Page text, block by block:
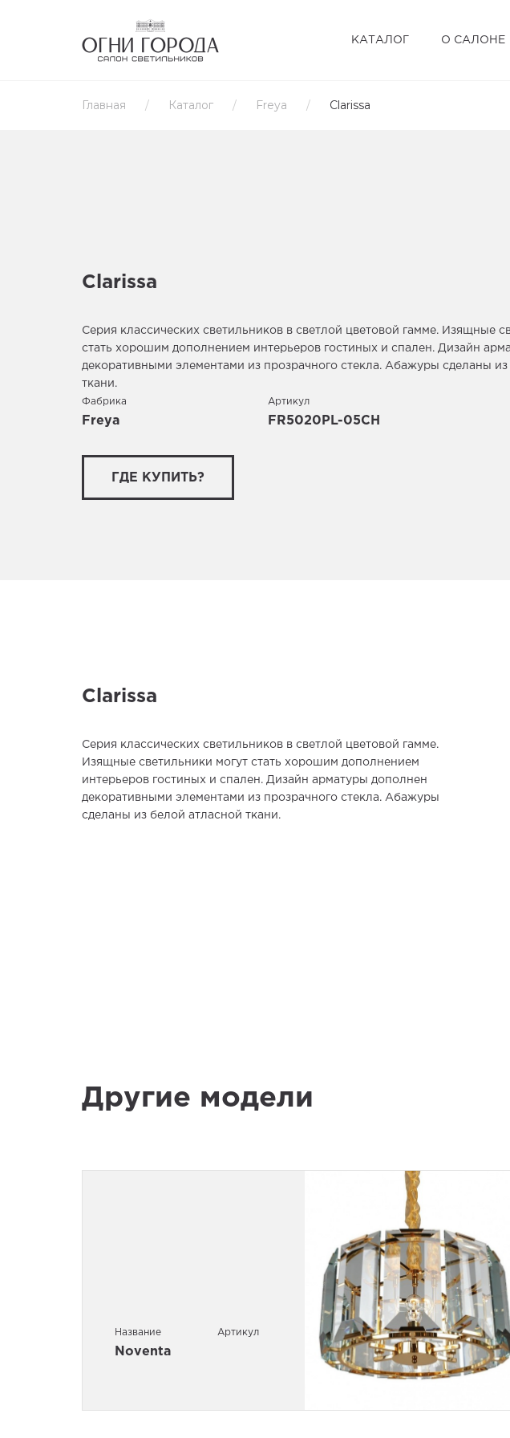
КАТАЛОГ О САЛОНЕ
Главная Каталог Freya Clarissa
Clarissa
Серия классических светильников в светлой цветовой гамме. Изящные
стать хорошим дополнением интерьеров гостиных и спален. Дизайн
декоративными элементами из прозрачного стекла. Абажуры сделаны
ткани.
Фабрика
Freya
Артикул
FR5020PL-05CH
ГДЕ КУПИТЬ?
Clarissa
Серия классических светильников в светлой цветовой гамме.
Изящные светильники могут стать хорошим дополнением
интерьеров гостиных и спален. Дизайн арматуры дополнен
декоративными элементами из прозрачного стекла. Абажуры
сделаны из белой атласной ткани.
Другие модели
Название
Noventa
Артикул